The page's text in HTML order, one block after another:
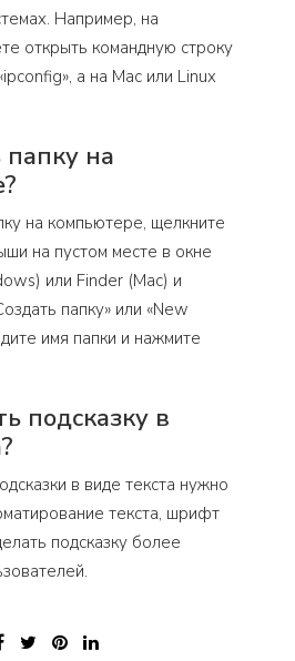
Например, на
открыть командную строку
а на Mac или Linux
папку на
на компьютере, щелкните
на пустом месте в окне
или Finder (Mac) и
папку» или «New
имя папки и нажмите
подсказку в
в виде текста нужно
текста, шрифт
подсказку более